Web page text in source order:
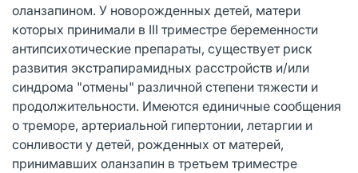
оланзапином. У новорожденных детей, матери
которых принимали в III триместре беременности
антипсихотические препараты, существует риск
развития экстрапирамидных расстройств и/или
синдрома "отмены" различной степени тяжести и
продолжительности. Имеются единичные сообщения
о треморе, артериальной гипертонии, летаргии и
сонливости у детей, рожденных от матерей,
принимавших оланзапин в третьем триместре